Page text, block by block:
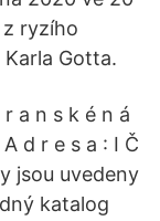
ryzího
Gotta.
a n s k é n á
d r e s a : I Č
jsou uvedeny
katalog